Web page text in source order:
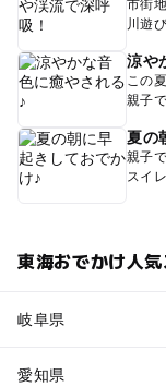
市街
川遊
涼や
この
親子
夏の
親子
スイ
東海おでかけ人
岐阜県
愛知県